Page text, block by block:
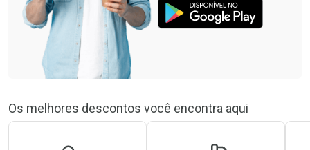
Os melhores descontos você encontra aqui